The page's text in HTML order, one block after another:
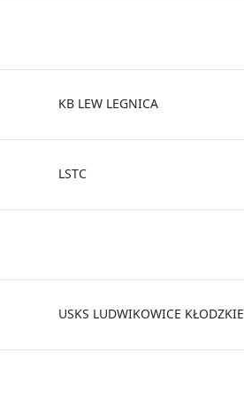
KB LEW LEGNICA
LSTC
USKS LUDWIKOWICE KŁODZKIE